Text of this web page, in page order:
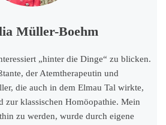
Müller-Boehm
„hinter die Dinge“ zu blicken.
der Atemtherapeutin und
die auch in dem Elmau Tal wirkte,
zur klassischen Homöopathie. Mein
zu werden, wurde durch eigene